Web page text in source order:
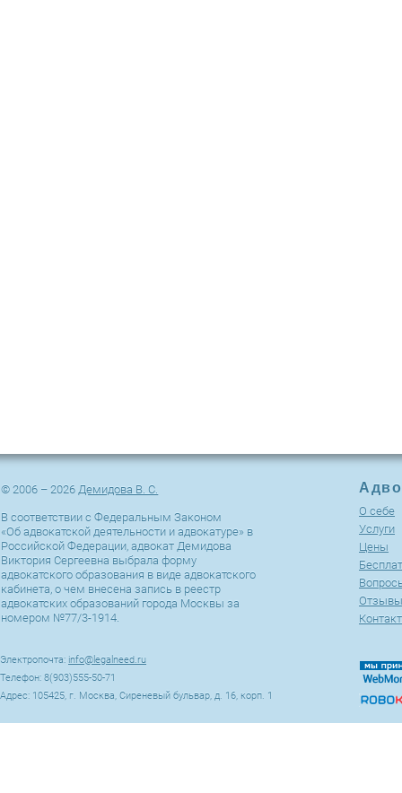
© 2006 – 2026Демидова В. С.
В соответствии с Федеральным Законом
«Об адвокатской деятельности и адвокатуре» в
Российской Федерации, адвокат Демидова
Виктория Сергеевна выбрала форму
адвокатского образования в виде адвокатского
кабинета, о чем внесена запись в реестр
адвокатских образований города Москвы за
номером №77/3-1914.
Электропочта: info@legalneed.ru
Телефон: 8(903)555-50-71
Адрес: 105425, г. Москва, Сиреневый бульвар, д. 16, корп. 1
О себе
Услуги
Цены
Отзывы